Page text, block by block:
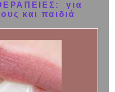
για
και παιδιά